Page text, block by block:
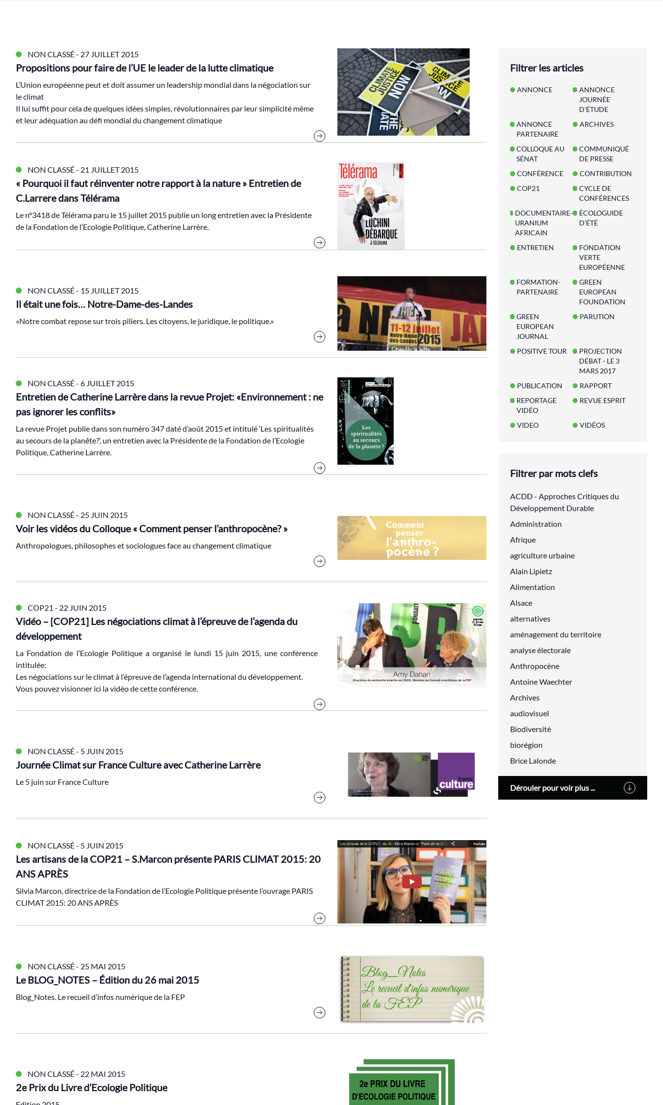
NON CLASSÉ- 27 JUILLET 2015
Propositions pour faire de l’UE le leader de la lutte climatique
L’Union européenne peut et doit assumer un leadership mondial dans la négociation sur
le climat
Il lui suffit pour cela de quelques idées simples, révolutionnaires par leur simplicité même
et leur adéquation au défi mondial du changement climatique
NON CLASSÉ- 21 JUILLET 2015
« Pourquoi il faut réinventer notre rapport à la nature » Entretien de
C.Larrere dans Télérama
Le n°3418 deTélérama paru le 15 juillet 2015 publie un long entretien avec la Présidente
de la Fondation de l’Ecologie Politique, Catherine Larrère.
NON CLASSÉ- 15 JUILLET 2015
Il était une fois… Notre-Dame-des-Landes
«Notre combat repose sur trois piliers. Les citoyens, le juridique, le politique.»
NON CLASSÉ- 6 JUILLET 2015
Entretien de Catherine Larrère dans la revue Projet: «Environnement : ne
pas ignorer les conflits»
La revue Projet publie dans son numéro 347 daté d’août 2015 et intitulé ‘Les spiritualités
au secours de la planête?’, un entretien avec la Présidente de la Fondation de l’Ecologie
Politique, Catherine Larrère.
NON CLASSÉ- 25 JUIN 2015
Voir les vidéos du Colloque « Comment penser l’anthropocène? »
Anthropologues, philosophes et sociologues face au changement climatique
COP21 - 22 JUIN 2015
Vidéo – [COP21] Les négociations climat à l’épreuve de l’agenda du
développement
La Fondation de l’Ecologie Politique a organisé le lundi 15 juin 2015, une conférence
intitulée:
Les négociations sur le climat à l’épreuve de l’agenda international du développement.
Vous pouvez visionner ici la vidéo de cette conférence.
NON CLASSÉ- 5 JUIN 2015
Journée Climat sur France Culture avec Catherine Larrère
Le 5 juin sur France Culture
NON CLASSÉ- 5 JUIN 2015
Les artisans de la COP21 – S.Marcon présente PARIS CLIMAT 2015: 20
ANS APRÈS
Silvia Marcon, directrice de la Fondation de l’Ecologie Politique présente l’ouvrage PARIS
CLIMAT 2015: 20 ANS APRÈS
NON CLASSÉ- 25 MAI 2015
Le BLOG_NOTES – Édition du 26 mai 2015
Blog_Notes. Le recueil d’infos numérique de la FEP
NON CLASSÉ- 22 MAI 2015
2e Prix du Livre d’Ecologie Politique
Filtrer les articles
ANNONCE
ANNONCE
JOURNÉE
D’ÉTUDE
ANNONCE
PARTENAIRE
ARCHIVES
COLLOQUE AU
SÉNAT
COMMUNIQUÉ
DE PRESSE
CONFÉRENCE
CONTRIBUTION
COP21
CYCLE DE
CONFÉRENCES
DOCUMENTAIRE-
URANIUM
AFRICAIN
ÉCOLOGUIDE
D'ÉTÉ
ENTRETIEN
FONDATION
VERTE
EUROPÉENNE
FORMATION-
PARTENAIRE
GREEN
EUROPEAN
FOUNDATION
GREEN
EUROPEAN
JOURNAL
PARUTION
POSITIVE TOUR
PROJECTION
DÉBAT - LE 3
MARS 2017
PUBLICATION
RAPPORT
REPORTAGE
VIDÉO
REVUE ESPRIT
VIDEO VIDÉOS
Filtrer par mots clefs
ACDD - Approches Critiques du
Développement Durable
Administration
Afrique
agriculture urbaine
Alain Lipietz
Alimentation
Alsace
alternatives
aménagement du territoire
analyse électorale
Anthropocène
Antoine Waechter
Archives
audiovisuel
Biodiversité
biorégion
Brice Lalonde
Cédric Villani
Changement climatique
Dérouler pour voir plus ...